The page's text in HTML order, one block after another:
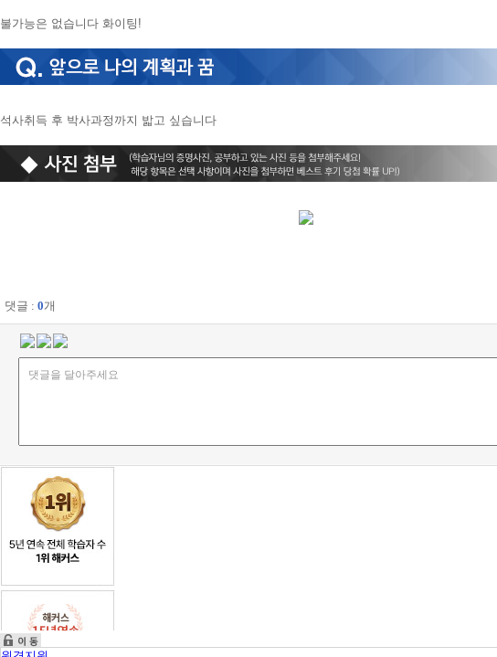
불가능은 없습니다 화이팅!
석사취득 후 박사과정까지 밟고 싶습니다
댓글 : 0개